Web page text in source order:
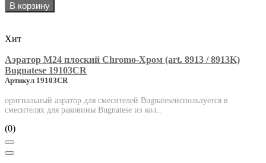
В корзину
Хит
Аэратор М24 плоский Chromo-Хром (art. 8913 / 8913K)
Bugnatese 19103CR
Артикул 19103CR
оригнальный аэратор для смесителей Bugnateseиспользуется в
смесителях для раковины Bugnatese из кол..
(0)